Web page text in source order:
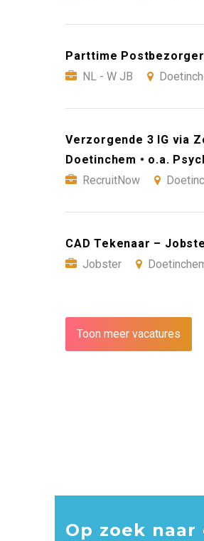
Parttime Postbezorger
NL - W JB
Verzorgende 3 IG via
Doetinchem • o.a.
RecruitNow
CAD Tekenaar –
Jobster
Toon meer vacatures
Op zoek naar